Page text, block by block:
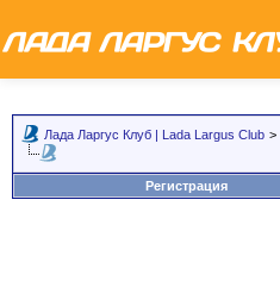
Лада Ларгус Клуб | Lada Largus Club >
Регистрация